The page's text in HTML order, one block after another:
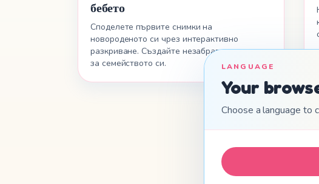
LANGUAGE
Your
Choose a language to
бебето
Споделете първите снимки на
новороденото си чрез интерактивно
разкриване. Създайте незабравим момент
за семейството си.